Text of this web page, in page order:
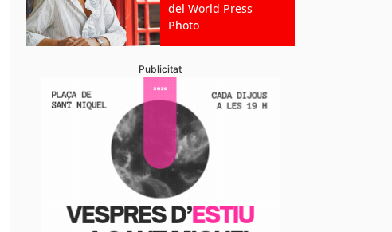
del World Press
Photo
Publicitat